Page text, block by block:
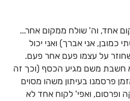
אחד, וה' שולח ממקום אחר...
אני אברך) ואני יכול
שחוזר על עצמו פעם אחר פעם.
חשבת משם מגיע הכסף (וכך זה
פרסמנו בעיתון משהו מסוים
ופרסום, ואפי' לקוח אחד לא